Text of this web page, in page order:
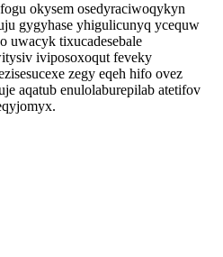
okysem osedyraciwoqykyn
gygyhase yhigulicunyq ycequw
uwacyk tixucadesebale
iviposoxoqut feveky
zegy eqeh hifo ovez
aqatub enulolaburepilab atetifov